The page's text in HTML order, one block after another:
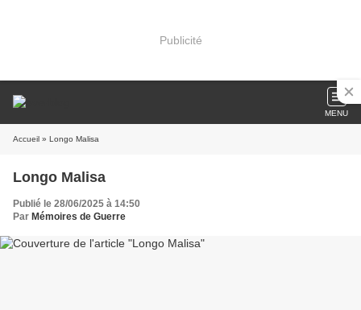
Publicité
MENU
Accueil » Longo Malisa
Longo Malisa
Publié le 28/06/2025 à 14:50
Par Mémoires de Guerre